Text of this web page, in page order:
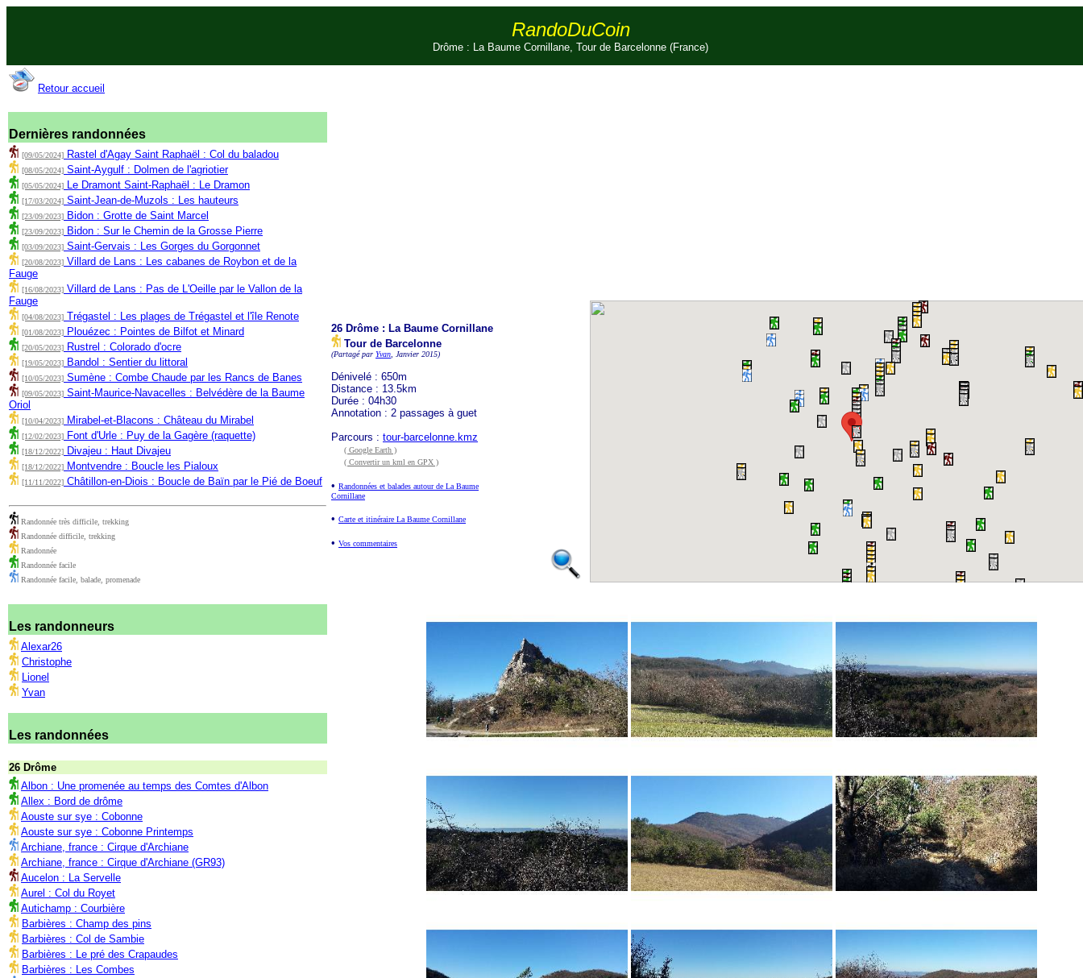
RandoDuCoin
Drôme : La Baume Cornillane, Tour de Barcelonne (France)
Retour accueil
Dernières randonnées
[09/05/2024] Rastel d'Agay Saint Raphaël : Col du baladou
[08/05/2024] Saint-Aygulf : Dolmen de l'agriotier
[05/05/2024] Le Dramont Saint-Raphaël : Le Dramon
[17/03/2024] Saint-Jean-de-Muzols : Les hauteurs
[23/09/2023] Bidon : Grotte de Saint Marcel
[23/09/2023] Bidon : Sur le Chemin de la Grosse Pierre
[03/09/2023] Saint-Gervais : Les Gorges du Gorgonnet
[20/08/2023] Villard de Lans : Les cabanes de Roybon et de la
Fauge
[16/08/2023] Villard de Lans : Pas de L'Oeille par le Vallon de la
Fauge
[04/08/2023] Trégastel : Les plages de Trégastel et l'île Renote
[01/08/2023] Plouézec : Pointes de Bilfot et Minard
[20/05/2023] Rustrel : Colorado d'ocre
[19/05/2023] Bandol : Sentier du littoral
[10/05/2023] Sumène : Combe Chaude par les Rancs de Banes
[09/05/2023] Saint-Maurice-Navacelles : Belvédère de la Baume
Oriol
[10/04/2023] Mirabel-et-Blacons : Château du Mirabel
[12/02/2023] Font d'Urle : Puy de la Gagère (raquette)
[18/12/2022] Divajeu : Haut Divajeu
[18/12/2022] Montvendre : Boucle les Pialoux
[11/11/2022] Châtillon-en-Diois : Boucle de Baïn par le Pié de Boeuf
Randonnée très difficile, trekking
Randonnée difficile, trekking
Randonnée
Randonnée facile
Randonnée facile, balade, promenade
Les randonneurs
Alexar26
Christophe
Lionel
Yvan
Les randonnées
26 Drôme
Albon : Une promenée au temps des Comtes d'Albon
Allex : Bord de drôme
Aouste sur sye : Cobonne
Aouste sur sye : Cobonne Printemps
Archiane, france : Cirque d'Archiane
Archiane, france : Cirque d'Archiane (GR93)
Aucelon : La Servelle
Aurel : Col du Royet
Autichamp : Courbière
Barbières : Champ des pins
Barbières : Col de Sambie
Barbières : Le pré des Crapaudes
Barbières : Les Combes
26 Drôme : La Baume Cornillane
Tour de Barcelonne
(Partagé par Yvan , Janvier 2015)
Dénivelé : 650m
Distance : 13.5km
Durée : 04h30
Annotation : 2 passages à guet
Parcours : tour-barcelonne.kmz
( Google Earth )
( Convertir un kml en GPX )
• Randonnées et balades autour de La Baume
Cornillane
• Carte et itinéraire La Baume Cornillane
• Vos commentaires